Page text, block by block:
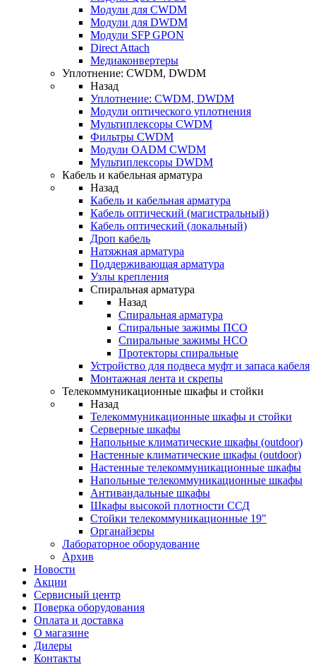
Модули для CWDM
Модули для DWDM
Модули SFP GPON
Direct Attach
Медиаконвертеры
Уплотнение: CWDM, DWDM
Назад
Уплотнение: CWDM, DWDM
Модули оптического уплотнения
Мультиплексоры CWDM
Фильтры CWDM
Модули OADM CWDM
Мультиплексоры DWDM
Кабель и кабельная арматура
Назад
Кабель и кабельная арматура
Кабель оптический (магистральный)
Кабель оптический (локальный)
Дроп кабель
Натяжная арматура
Поддерживающая арматура
Узлы крепления
Спиральная арматура
Назад
Спиральная арматура
Спиральные зажимы ПСО
Спиральные зажимы НСО
Протекторы спиральные
Устройство для подвеса муфт и запаса кабеля
Монтажная лента и скрепы
Телекоммуникационные шкафы и стойки
Назад
Телекоммуникационные шкафы и стойки
Серверные шкафы
Напольные климатические шкафы (outdoor)
Настенные климатические шкафы (outdoor)
Настенные телекоммуникационные шкафы
Напольные телекоммуникационные шкафы
Антивандальные шкафы
Шкафы высокой плотности ССД
Стойки телекоммуникационные 19"
Органайзеры
Лабораторное оборудование
Архив
Новости
Акции
Сервисный центр
Поверка оборудования
Оплата и доставка
О магазине
Дилеры
Контакты